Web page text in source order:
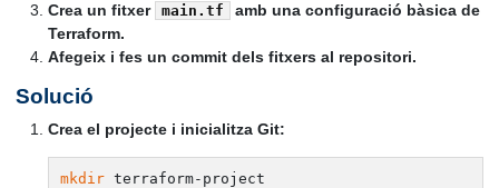
Crea un fitxer
main.tf
amb una configuració bàsica de
Terraform.
Afegeix i fes un commit dels fitxers al repositori.
Solució
Crea el projecte i inicialitza Git:
mkdir